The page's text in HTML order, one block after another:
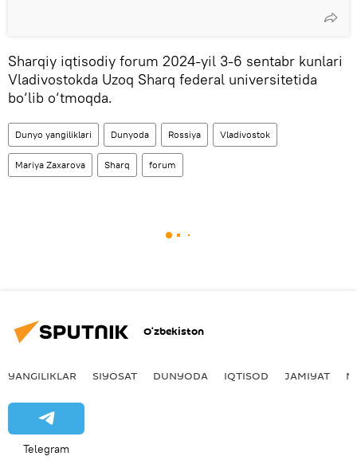
Sharqiy iqtisodiy forum 2024-yil 3-6 sentabr kunlari
Vladivostokda Uzoq Sharq federal universitetida
bo‘lib o‘tmoqda.
Dunyo yangiliklari Dunyoda Rossiya Vladivostok
Mariya Zaxarova Sharq forum
O‘zbekiston
YANGILIKLAR SIYOSAT DUNYODA IQTISOD JAMIYAT
Telegram